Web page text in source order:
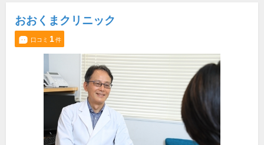
おおくまクリニック
口コミ 1件